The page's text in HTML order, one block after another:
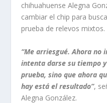
chihuahuense Alegna
cambiar el chip para
prueba de relevos mixtos.
“Me arriesgué. Ahora no
intenta darse su tiempo
prueba, sino que ahora
hay está el resultado”,
Alegna González.